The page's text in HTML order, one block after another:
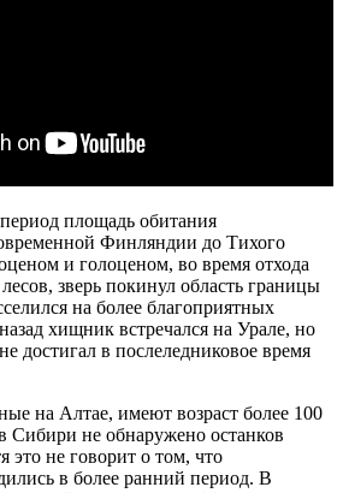
площадь обитания
Финляндии до Тихого
и голоценом, во время отхода
зверь покинул область границы
на более благоприятных
хищник встречался на Урале, но
достигал в послеледниковое время
на Алтае, имеют возраст более 100
Сибири не обнаружено останков
это не говорит о том, что
в более ранний период. В